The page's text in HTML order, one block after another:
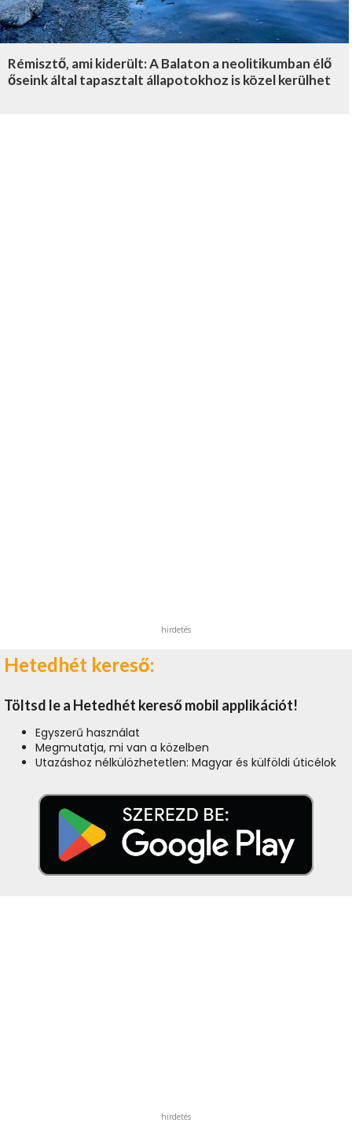
Rémisztő, ami kiderült: A Balaton a neolitikumban élő
őseink által tapasztalt állapotokhoz is közel kerülhet
hirdetés
Hetedhét kereső:
Töltsd le a Hetedhét kereső mobil applikációt!
Egyszerű használat
Megmutatja, mi van a közelben
Utazáshoz nélkülözhetetlen: Magyar és külföldi úticélok
hirdetés